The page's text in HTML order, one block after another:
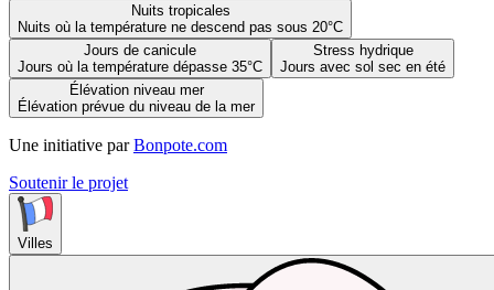
Nuits tropicales
Nuits où la température ne descend pas sous 20°C
Jours de canicule
Jours où la température dépasse 35°C
Stress hydrique
Jours avec sol sec en été
Élévation niveau mer
Élévation prévue du niveau de la mer
Une initiative par Bonpote.com
Soutenir le projet
Villes